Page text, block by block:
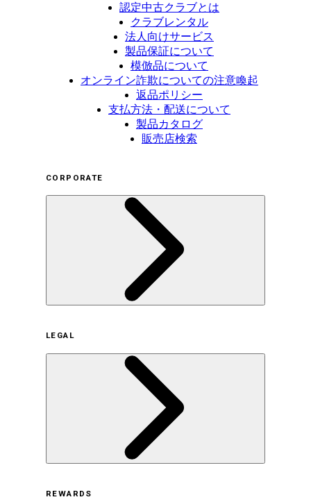
認定中古クラブとは
クラブレンタル
法人向けサービス
製品保証について
模倣品について
オンライン詐欺についての注意喚起
返品ポリシー
支払方法・配送について
製品カタログ
販売店検索
CORPORATE
サステナビリティの取り組み（日本）
サステナビリティの取り組み（米国/英語）
ヒストリー
採用情報
LEGAL
REWARDS